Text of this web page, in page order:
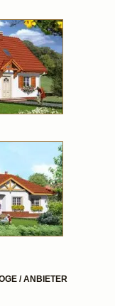
/ ANBIETER